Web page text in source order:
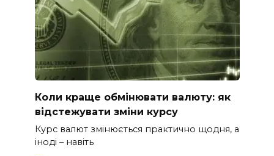
Коли краще обмінювати валюту: як
відстежувати зміни курсу
Курс валют змінюється практично щодня, а
іноді – навіть